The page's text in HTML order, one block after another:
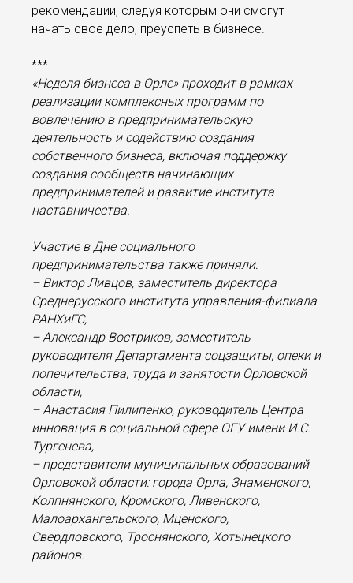
рекомендации, следуя которым они смогут
начать свое дело, преуспеть в бизнесе.
***
«Неделя бизнеса в Орле» проходит в рамках
реализации комплексных программ по
вовлечению в предпринимательскую
деятельность и содействию создания
собственного бизнеса, включая поддержку
создания сообществ начинающих
предпринимателей и развитие института
наставничества.
Участие в Дне социального
предпринимательства также приняли:
– Виктор Ливцов, заместитель директора
Среднерусского института управления-филиала
РАНХиГС,
– Александр Востриков, заместитель
руководителя Департамента соцзащиты, опеки и
попечительства, труда и занятости Орловской
области,
– Анастасия Пилипенко, руководитель Центра
инновация в социальной сфере ОГУ имени И.С.
Тургенева,
– представители муниципальных образований
Орловской области: города Орла, Знаменского,
Колпнянского, Кромского, Ливенского,
Малоархангельского, Мценского,
Свердловского, Троснянского, Хотынецкого
районов.